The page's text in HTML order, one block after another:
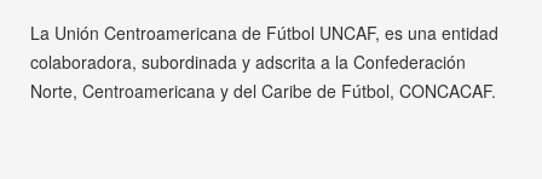
La Unión Centroamericana de Fútbol UNCAF, es una entidad
colaboradora, subordinada y adscrita a la Confederación
Norte, Centroamericana y del Caribe de Fútbol, CONCACAF.